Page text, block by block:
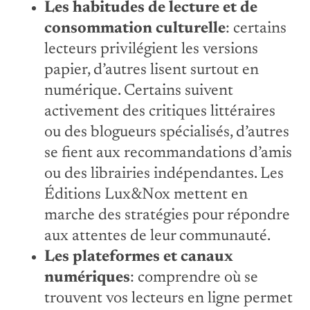
Les habitudes de lecture et de
consommation culturelle: certains
lecteurs privilégient les versions
papier, d’autres lisent surtout en
numérique. Certains suivent
activement des critiques littéraires
ou des blogueurs spécialisés, d’autres
se fient aux recommandations d’amis
ou des librairies indépendantes. Les
Éditions Lux&Nox mettent en
marche des stratégies pour répondre
aux attentes de leur communauté.
Les plateformes et canaux
numériques: comprendre où se
trouvent vos lecteurs en ligne permet